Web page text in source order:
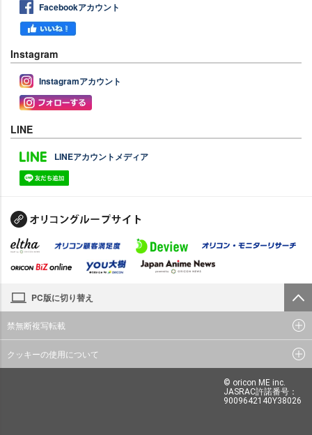
Facebookアカウント
Instagram
Instagramアカウント
LINE
LINEアカウントメディア
PC版に切り替え
禁無断複写転載
クッキーの使用について
© oricon ME inc.
JASRAC許諾番号：
9009642140Y38026